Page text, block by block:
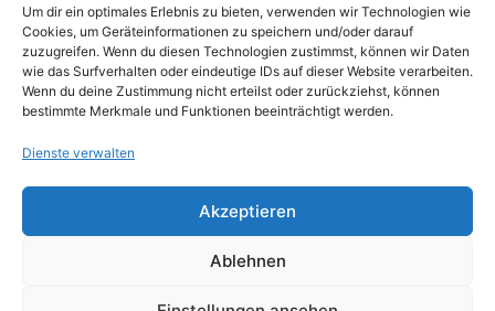
Um dir ein optimales Erlebnis zu bieten, verwenden wir Technologien wie
Cookies, um Geräteinformationen zu speichern und/oder darauf
zuzugreifen. Wenn du diesen Technologien zustimmst, können wir Daten
wie das Surfverhalten oder eindeutige IDs auf dieser Website verarbeiten.
Wenn du deine Zustimmung nicht erteilst oder zurückziehst, können
bestimmte Merkmale und Funktionen beeinträchtigt werden.
Dienste verwalten
Akzeptieren
Ablehnen
Matthias-
Beltz-
Platz
oder
Haltestelle
Nibelungenplatz/FH